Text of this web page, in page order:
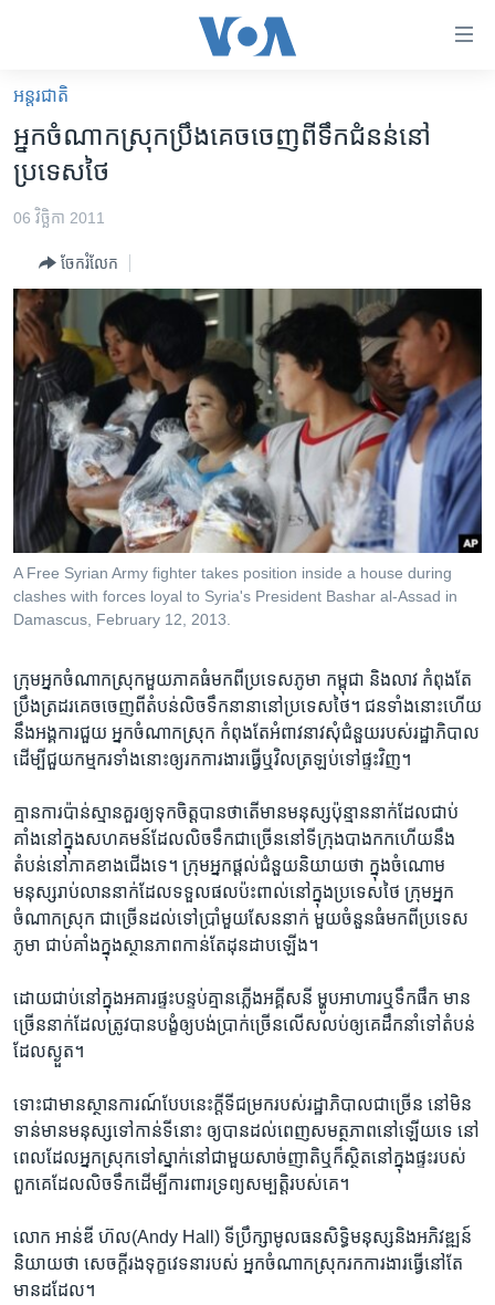
គេហទំព័រ​
ទាក់ទង
រំលង​
និង​
ព័ត៌មាន​​
តែ​
ម្តង
រំលង​
ចូល​
ទំព័រ​
រចនា
សម្ព័ន្ធ​
រំលង​
និង​
ចូល​
ទៅ​
ទំព័រ​
ស្វែង​
រក
អន្តរជាតិ
ហេឡូវីអូអេ
កម្ពុជាច្នៃប្រតិដ្ឋ
ព្រឹត្តិការណ៍ព័ត៌មាន
ទូរទស្សន៍ / វីដេអូ​
វិទ្យុ / ផតខាសថ៍
កម្មវិធីទាំងអស់
Khmer English
បណ្តាញ​សង្គម
ភាសា
អន្តរជាតិ
អ្នកចំណាកស្រុក​ប្រឹង​គេច​ចេញ​ពី​ទឹក​ជំនន់​នៅ​
ប្រទេស​ថៃ
06 វិច្ឆិកា 2011
ចែករំលែក
A Free Syrian Army fighter takes position inside a house during
clashes with forces loyal to Syria's President Bashar al-Assad in
Damascus, February 12, 2013.
ក្រុម​អ្នក​ចំណាក​ស្រុក​មួយ​ភាគ​ធំ​មក​ពី​ប្រទេស​ភូមា កម្ពុជា​ និង​លាវ​ កំពុងតែ​
ប្រឹង​ត្រដរ​គេចចេញ​ពី​តំបន់​លិច​ទឹក​នានា​នៅ​ប្រទេស​ថៃ​។ ​ជន​ទាំង​នោះ​ហើយ
នឹង​អង្គការ​ជួយ ​អ្នក​ចំណាក​ស្រុក ​កំពុង​តែ​អំពាវនាវ​សុំ​ជំនួយ​របស់​រដ្ឋាភិបាល​
ដើម្បី​ជួយកម្មករ​ទាំង​នោះឲ្យ​រក​ការងារ​ធ្វើ​ឬ​វិល​ត្រឡប់​ទៅ​ផ្ទះវិញ។
គ្មាន​ការ​ប៉ាន់​ស្មាន​គួរ​ឲ្យ​ទុក​ចិត្ដ​បានថា​តើ​មានមនុស្ស​ប៉ុន្មាន​នាក់​ដែល​ជាប់​
គាំង​នៅ​ក្នុង​សហគមន៍​ដែល​លិចទឹក​ជា​ច្រើននៅ​ទីក្រុង​បាងកក​ហើយនឹង​
តំបន់​នៅ​ភាគ​ខាង​ជើង​ទេ។​ ក្រុម​អ្នក​ផ្ដល់​ជំនួយ​និយាយ​ថា ក្នុង​ចំណោម​
មនុស្ស​រាប់​លាន​នាក់​ដែល​ទទួល​ផល​ប៉ះពាល់​នៅ​ក្នុង​ប្រទេស​ថៃ​ ក្រុម​អ្នក​
ចំណាក​ស្រុក​ ជា​ច្រើន​ដល់ទៅ​ប្រាំមួយ​សែន​នាក់​ មួយ​ចំនួន​ធំ​មក​ពី​ប្រទេស​
ភូមា​ ជាប់​គាំង​ក្នុង​ស្ថានភាព​កាន់​តែ​ដុនដាប​ឡើង។
ដោយ​ជាប់​នៅ​ក្នុង​អគារ​ផ្ទះ​បន្ទប់គ្មាន​ភ្លើង​អគ្គីសនី​ ម្ហូប​អាហារ​ឬ​ទឹក​ផឹក​ មាន​
ច្រើន​នាក់​ដែល​ត្រូវ​បាន​បង្ខំ​ឲ្យ​បង់​ប្រាក់​ច្រើន​លើសលប់​ឲ្យ​គេ​ដឹកនាំ​ទៅ​តំបន់​
ដែល​ស្ងួត។
ទោះ​ជា​មាន​ស្ថានការណ៍​បែប​នេះ​ក្ដី​ទី​ជម្រក​របស់​រដ្ឋាភិបាល​ជា​ច្រើន​ នៅ​មិន​
ទាន់​មាន​មនុស្ស​ទៅ​កាន់​ទី​នោះ​ ឲ្យ​បាន​ដល់​ពេញ​សមត្ថភាព​នៅ​ឡើយ​ទេ​ នៅ​
ពេល​ដែល​អ្នកស្រុក​ទៅ​ស្នាក់​នៅ​ជា​មួយ​សាច់​ញាតិ​ឬ​ក៏​ស្ថិត​នៅ​ក្នុង​ផ្ទះ​របស់​
ពួក​គេ​ដែល​លិច​ទឹក​ដើម្បី​ការ​ពារ​ទ្រព្យ​សម្បត្ដិ​របស់​គេ។
លោក​ អាន់ឌី​ ហ៊ល​(Andy Hall) ​ទីប្រឹក្សា​មូលធន​សិទ្ធិ​មនុស្ស​និង​អភិវឌ្ឍន៍
និយាយ​ថា​ សេចក្ដី​រង​ទុក្ខ​វេទនា​របស់​ អ្នក​ចំណាក​ស្រុក​រក​ការ​ងារ​ធ្វើ​នៅ​តែ​
មាន​ដដែល។